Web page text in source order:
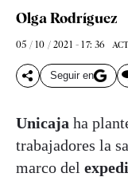
Olga Rodríguez
05 / 10 / 2021 - 17: 36
Seguir en
Unicaja ha
trabajadores la
marco del